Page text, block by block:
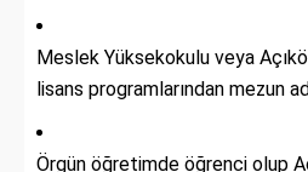
Meslek Yüksekokulu veya
lisans programlarından mezun
Örgün öğretimde öğrenci olup